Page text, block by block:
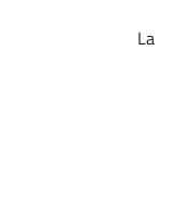
La